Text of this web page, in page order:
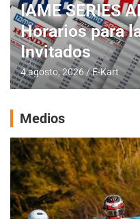
IAME SERIES
Horarios para
Invitados
4 agosto, 2026 E-Kart
Medios